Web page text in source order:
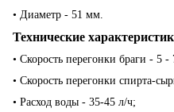
• Диаметр - 51 мм.
Технические
• Скорость перегонки браги - 5 -
• Скорость перегонки спирта-
• Расход воды - 35-45 л/ч;